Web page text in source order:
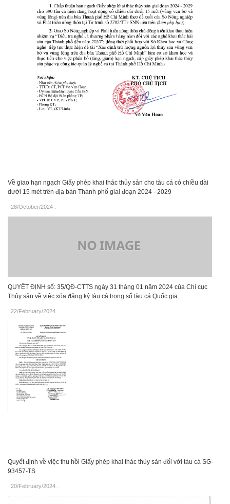
Về giao hạn ngạch Giấy phép khai thác thủy sản cho tàu cá có chiều dài
dưới 15 mét trên địa bàn Thành phố giai đoạn 2024 - 2029
28/October/2024 .
QUYẾT ĐỊNH số: 35/QĐ-CTTS ngày 31 tháng 01 năm 2024 của Chi cục
Thủy sản về việc xóa đăng ký tàu cá trong sổ tàu cá Quốc gia.
22/February/2024
Quyết định về việc thu hồi Giấy phép khai thác thủy sản đối với tàu cá SG-
93457-TS
20/February/2024